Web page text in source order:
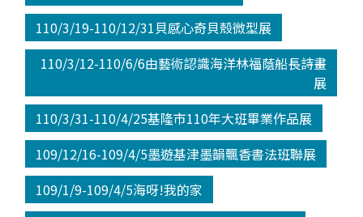
110/3/19-110/12/31貝感心奇貝殼微型展
110/3/12-110/6/6由藝術認識海洋林福蔭船長詩畫
展
110/3/31-110/4/25基隆市110年大班畢業作品展
109/12/16-109/4/5墨遊基津墨韻飄香書法班聯展
109/1/9-109/4/5海呀!我的家